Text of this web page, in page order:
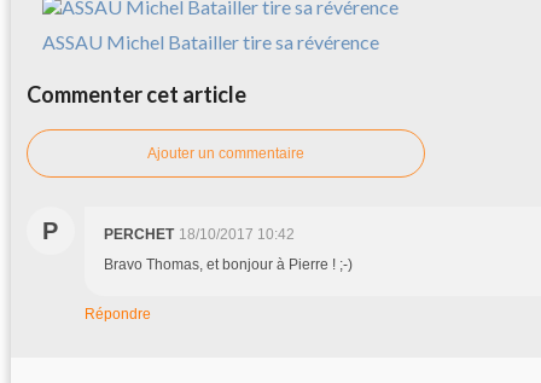
ASSAU Michel Batailler tire sa révérence
Commenter cet article
Ajouter un commentaire
P PERCHET 18/10/2017 10:42
Bravo Thomas, et bonjour à Pierre ! ;-)
Répondre